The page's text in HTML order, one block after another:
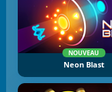
NOUVEAU
Neon Blast